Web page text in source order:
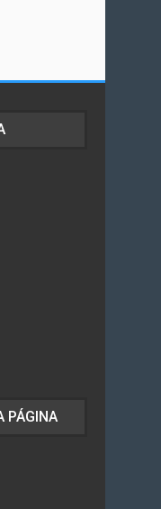
PÁGINA